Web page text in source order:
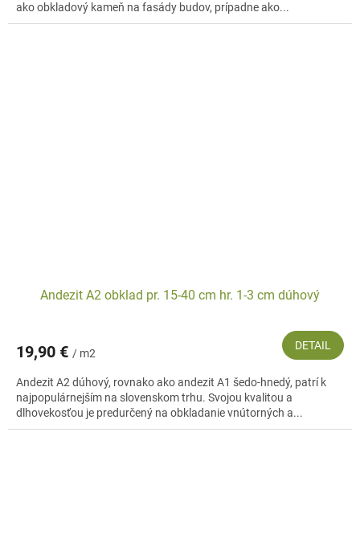
ako obkladový kameň na fasády budov, prípadne ako...
Andezit A2 obklad pr. 15-40 cm hr. 1-3 cm dúhový
19,90 € / m2
DETAIL
Andezit A2 dúhový, rovnako ako andezit A1 šedo-hnedý, patrí k
najpopulárnejším na slovenskom trhu. Svojou kvalitou a
dlhovekosťou je predurčený na obkladanie vnútorných a...